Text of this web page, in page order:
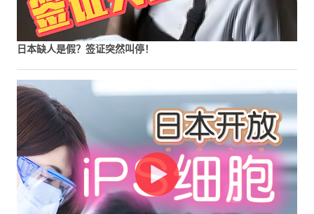
日本缺人是假？签证突然叫停！